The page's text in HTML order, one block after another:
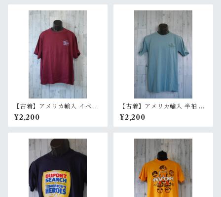
【古着】アメリカ輸入 イベン
ト 半袖 Tシャツ バックプリン
ト メンズXL レッド系 バーガ
ンディ/ワインレッド RankB
¥2,200
【古着】アメリカ輸入 半袖 T
シャツ バックプリント メンズ
S ライトブルー（水色） Rank
B
¥2,200